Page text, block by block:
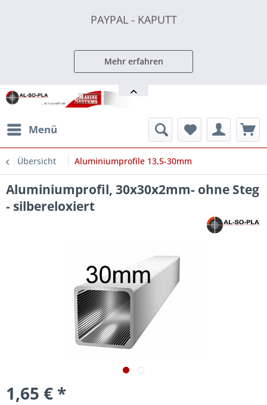
PAYPAL - KAPUTT
Mehr erfahren
Menü
Übersicht Aluminiumprofile 13,5-30mm
Aluminiumprofil, 30x30x2mm- ohne Steg
- silbereloxiert
1,65 € *